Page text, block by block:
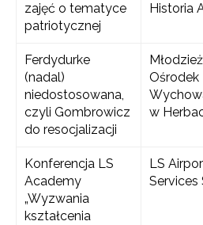
zajęć o tematyce
patriotycznej
Historia
Ferdydurke
(nadal)
niedostosowana,
czyli Gombrowicz
do resocjalizacji
Ośrodek
w
Konferencja LS
Academy
„Wyzwania
kształcenia
LS
Services